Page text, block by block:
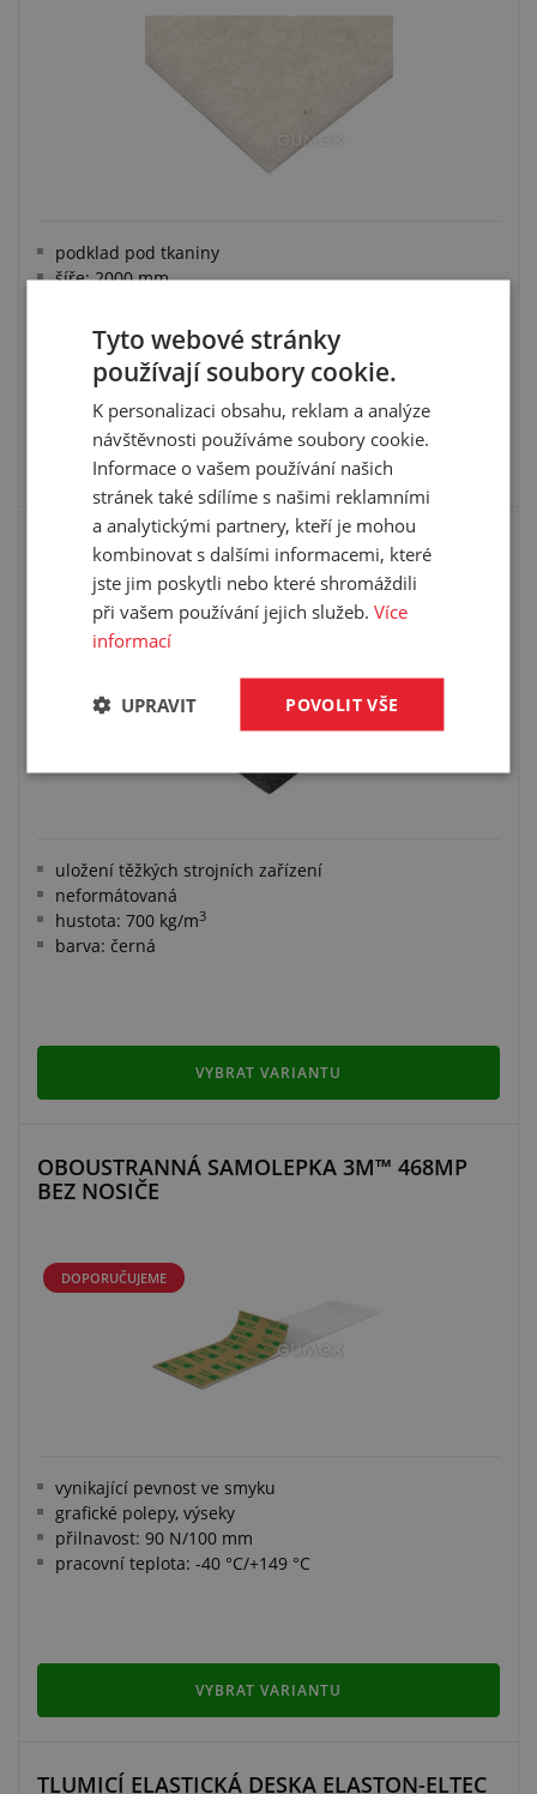
podklad pod tkaniny
šíře: 2000 mm
100 % vlna
VYBRAT VARIANTU
TLUMICÍ ELASTICKÁ DESKA ELASTON-ELTEC
FS 700
uložení těžkých strojních zařízení
neformátovaná
hustota: 700 kg/m3
barva: černá
VYBRAT VARIANTU
OBOUSTRANNÁ SAMOLEPKA 3M™ 468MP
BEZ NOSIČE
DOPORUČUJEME
vynikající pevnost ve smyku
grafické polepy, výseky
přilnavost: 90 N/100 mm
pracovní teplota: -40 °C/+149 °C
VYBRAT VARIANTU
TLUMICÍ ELASTICKÁ DESKA ELASTON-ELTEC
Tyto webové stránky
používají soubory cookie.
K personalizaci obsahu, reklam a analýze
návštěvnosti používáme soubory cookie.
Informace o vašem používání našich
stránek také sdílíme s našimi reklamními
a analytickými partnery, kteří je mohou
kombinovat s dalšími informacemi, které
jste jim poskytli nebo které shromáždili
při vašem používání jejich služeb.Více
informací
POVOLIT VŠE
UPRAVIT